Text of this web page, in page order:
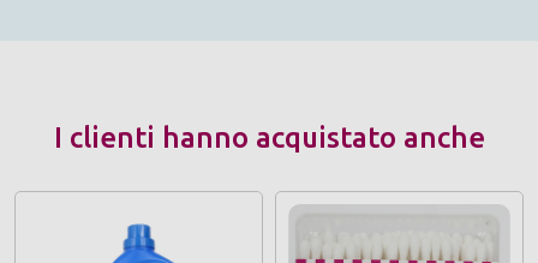
I clienti hanno acquistato anche